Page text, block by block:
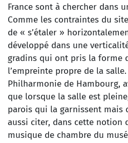
France sont à chercher dans
Comme les contraintes du
de « s’étaler »
développé dans une
gradins qui ont pris la forme
l’empreinte propre de la
Philharmonie de Hambourg,
que lorsque la salle est
parois qui la garnissent mais
aussi citer, dans cette notion
musique de chambre du